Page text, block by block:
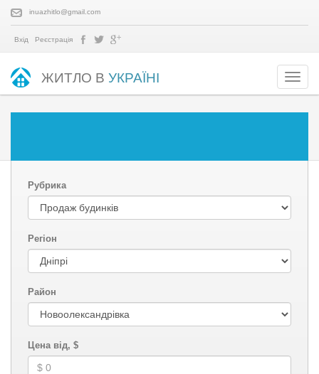
inuazhitlo@gmail.com
Вхід Реєстрація
ЖИТЛО В УКРАЇНІ
Рубрика
Регіон
Район
Цена від, $